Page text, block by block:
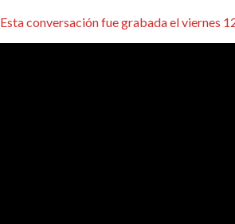
Esta conversación fue grabada el viernes